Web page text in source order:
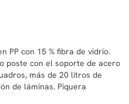
PP con 15 % fibra de vidrio.
poste con el soporte de acero
más de 20 litros de
de láminas. Piquera